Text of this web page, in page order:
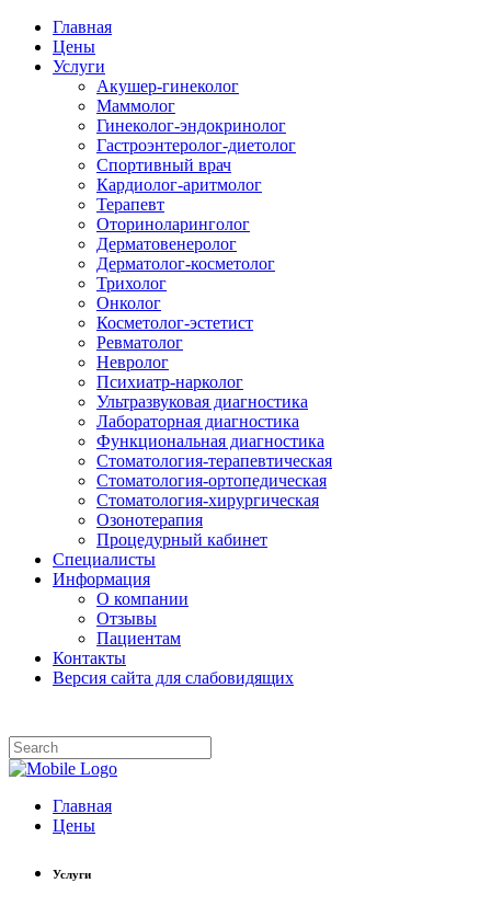
Главная
Цены
Услуги
Акушер-гинеколог
Маммолог
Гинеколог-эндокринолог
Гастроэнтеролог-диетолог
Спортивный врач
Кардиолог-аритмолог
Терапевт
Оториноларинголог
Дерматовенеролог
Дерматолог-косметолог
Трихолог
Онколог
Косметолог-эстетист
Ревматолог
Невролог
Психиатр-нарколог
Ультразвуковая диагностика
Лабораторная диагностика
Функциональная диагностика
Стоматология-терапевтическая
Стоматология-ортопедическая
Стоматология-хирургическая
Озонотерапия
Процедурный кабинет
Специалисты
Информация
О компании
Отзывы
Пациентам
Контакты
Версия сайта для слабовидящих
Главная
Цены
Услуги